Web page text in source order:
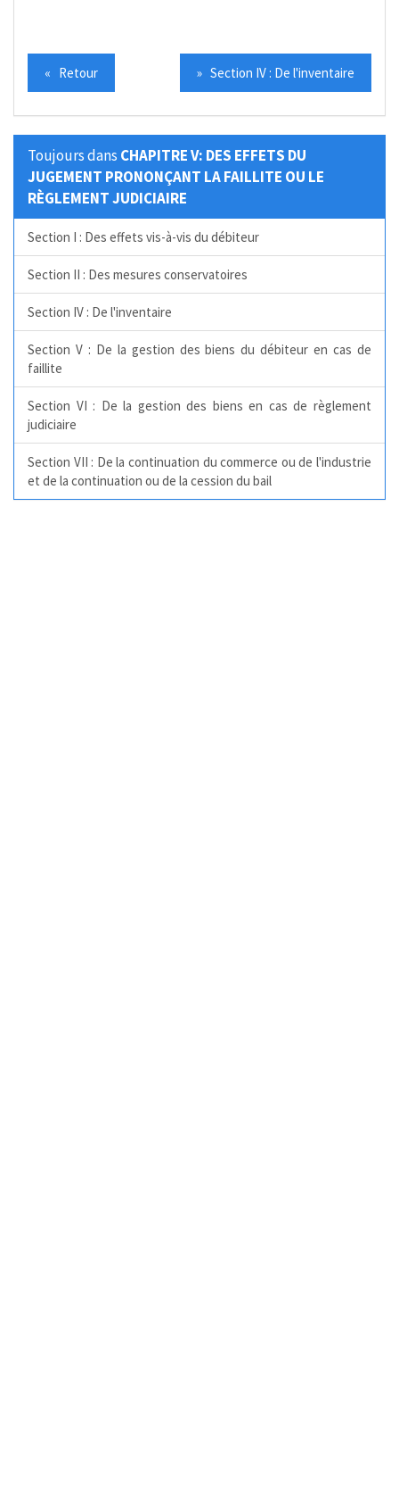
« Retour » Section IV : De l'inventaire
Toujours dans CHAPITRE V: DES EFFETS DU
JUGEMENT PRONONÇANT LA FAILLITE OU LE
RÈGLEMENT JUDICIAIRE
Section I : Des effets vis-à-vis du débiteur
Section II : Des mesures conservatoires
Section IV : De l'inventaire
Section V : De la gestion des biens du débiteur en cas de
faillite
Section VI : De la gestion des biens en cas de règlement
judiciaire
Section VII : De la continuation du commerce ou de l'industrie
et de la continuation ou de la cession du bail